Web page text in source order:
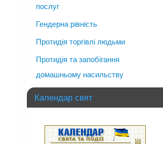
послуг
Гендерна рівність
Протидія торгівлі людьми
Протидія та запобігання
домашньому насильству
Календар свят